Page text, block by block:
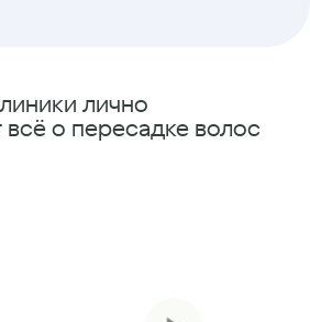
лично
всё о пересадке волос